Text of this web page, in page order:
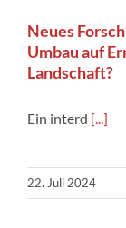
Neues
Umbau auf
Landschaft?
Ein interd [...]
22. Juli 2024